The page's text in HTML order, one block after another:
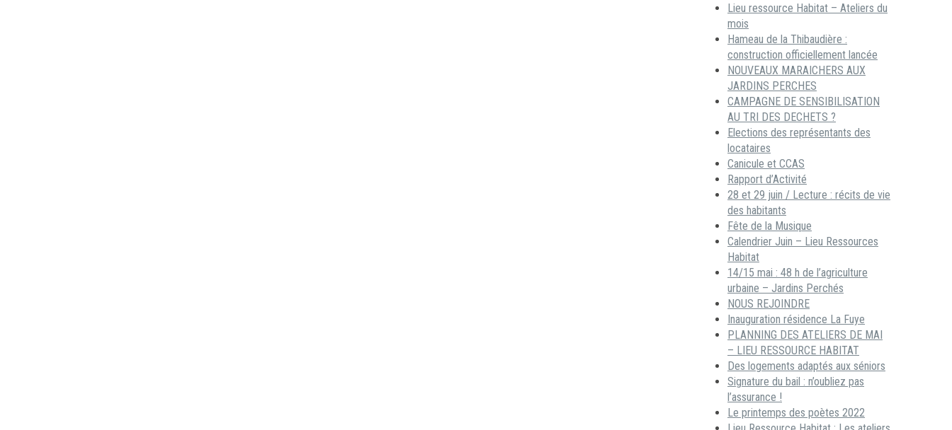
Lieu ressource Habitat – Ateliers du
mois
Hameau de la Thibaudière :
construction officiellement lancée
NOUVEAUX MARAICHERS AUX
JARDINS PERCHES
CAMPAGNE DE SENSIBILISATION
AU TRI DES DECHETS ?
Elections des représentants des
locataires
Canicule et CCAS
Rapport d’Activité
28 et 29 juin / Lecture : récits de vie
des habitants
Fête de la Musique
Calendrier Juin – Lieu Ressources
Habitat
14/15 mai : 48 h de l’agriculture
urbaine – Jardins Perchés
NOUS REJOINDRE
Inauguration résidence La Fuye
PLANNING DES ATELIERS DE MAI
– LIEU RESSOURCE HABITAT
Des logements adaptés aux séniors
Signature du bail : n’oubliez pas
l’assurance !
Le printemps des poètes 2022